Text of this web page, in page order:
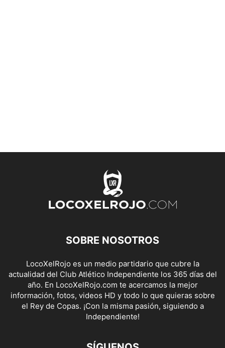
SOBRE NOSOTROS
LocoXelRojo es un medio partidario que cubre la
actualidad del Club Atlético Independiente los 365 días del
año. En LocoXelRojo.com te acercamos la mejor
información, fotos, videos HD y todo lo que quieras sobre
el Rey de Copas. ¡Con la misma pasión, siguiendo a
Independiente!